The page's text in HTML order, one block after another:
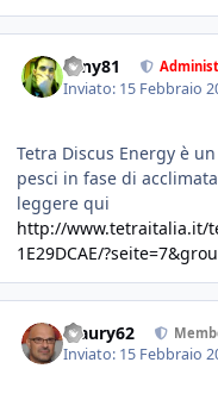
tony81
Inviato: 15 Febbraio
Tetra Discus Energy è
pesci in fase di
leggere qui
http://www.tetraitalia.it/
1E29DCAE/
Maury62
Inviato: 15 Febbraio